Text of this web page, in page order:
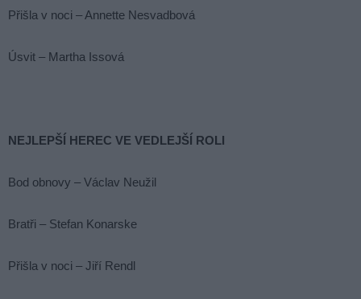
Přišla v noci – Annette Nesvadbová
Úsvit – Martha Issová
NEJLEPŠÍ HEREC VE VEDLEJŠÍ ROLI
Bod obnovy – Václav Neužil
Bratři – Stefan Konarske
Přišla v noci – Jiří Rendl